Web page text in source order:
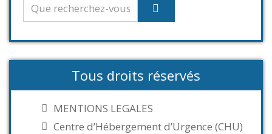
Tous droits réservés
MENTIONS LEGALES
Centre d’Hébergement d’Urgence (CHU)